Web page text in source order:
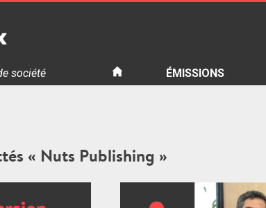
de jeux de société
société ÉMISSIONS
« Nuts Publishing »